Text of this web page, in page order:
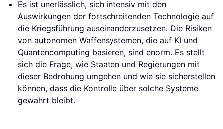
Es ist unerlässlich, sich intensiv mit den
Auswirkungen der fortschreitenden Technologie auf
die Kriegsführung auseinanderzusetzen. Die Risiken
von autonomen Waffensystemen, die auf KI und
Quantencomputing basieren, sind enorm. Es stellt
sich die Frage, wie Staaten und Regierungen mit
dieser Bedrohung umgehen und wie sie sicherstellen
können, dass die Kontrolle über solche Systeme
gewahrt bleibt.